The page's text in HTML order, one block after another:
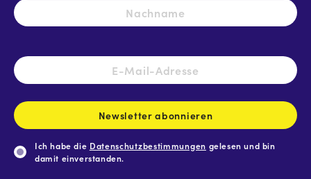
E-
Mail-
Newsletter abonnieren
Ich habe die Datenschutzbestimmungen gelesen und bin
damit einverstanden.